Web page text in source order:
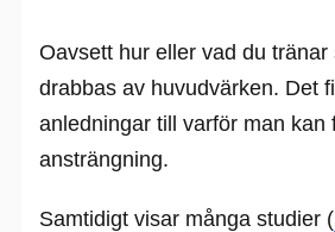
Oavsett hur eller vad du tränar
drabbas av huvudvärken. Det
anledningar till varför man kan
ansträngning.
Samtidigt visar många studier (